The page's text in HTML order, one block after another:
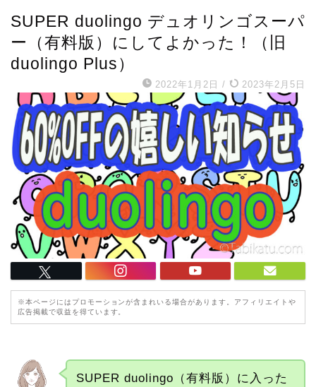
SUPER duolingo デュオリンゴスーパ
ー（有料版）にしてよかった！（旧
duolingo Plus）
2022年1月2日 / 2023年2月5日
※本ページにはプロモーションが含まれいる場合があります。アフィリエイトや
広告掲載で収益を得ています。
SUPER duolingo（有料版）に入った